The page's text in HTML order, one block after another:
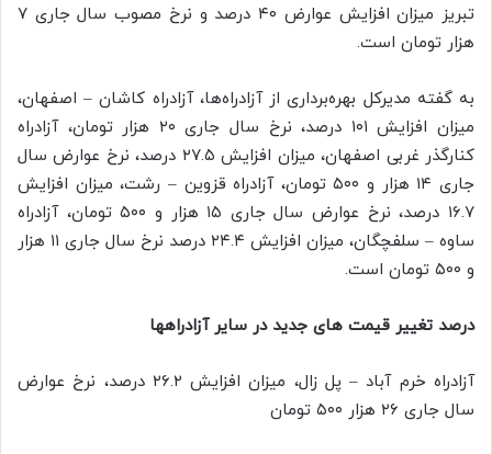
تبریز میزان افزایش عوارض ۴۰ درصد و نرخ مصوب سال جاری ۷
هزار تومان است.
به گفته مدیرکل بهره‌برداری از آزادراه‌ها، آزادراه کاشان – اصفهان،
میزان افزایش ۱۰۱ درصد، نرخ سال جاری ۲۰ هزار تومان، آزادراه
کنارگذر غربی اصفهان، میزان افزایش ۲۷.۵ درصد، نرخ عوارض سال
جاری ۱۴ هزار و ۵۰۰ تومان، آزادراه قزوین – رشت، میزان افزایش
۱۶.۷ درصد، نرخ عوارض سال جاری ۱۵ هزار و ۵۰۰ تومان، آزادراه
ساوه – سلفچگان، میزان افزایش ۲۴.۴ درصد نرخ سال جاری ۱۱ هزار
و ۵۰۰ تومان است.
درصد تغییر قیمت های جدید در سایر آزادراهها
آزادراه خرم آباد – پل زال، میزان افزایش ۲۶.۲ درصد، نرخ عوارض
سال جاری ۲۶ هزار ۵۰۰ تومان